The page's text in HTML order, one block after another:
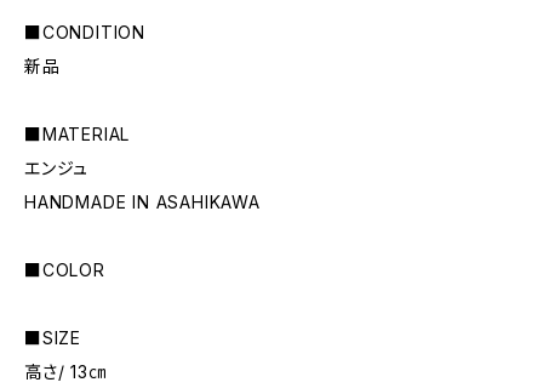
■CONDITION
新品
■MATERIAL
エンジュ
HANDMADE IN ASAHIKAWA
■COLOR
■SIZE
高さ/ 13㎝